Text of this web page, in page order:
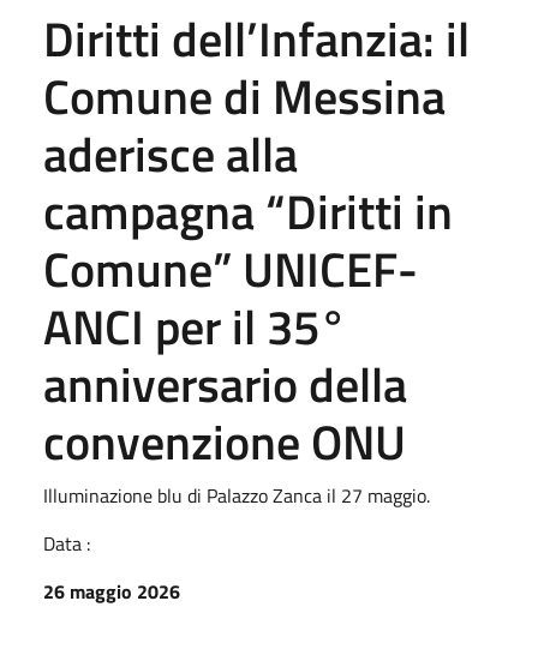
Diritti dell’Infanzia: il
Comune di Messina
aderisce alla
campagna “Diritti in
Comune” UNICEF-
ANCI per il 35°
anniversario della
convenzione ONU
Illuminazione blu di Palazzo Zanca il 27 maggio.
Data :
26 maggio 2026